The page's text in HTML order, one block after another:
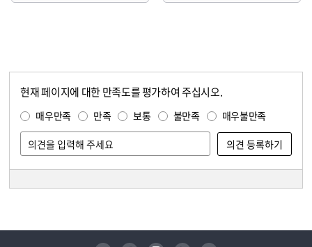
현재 페이지에 대한 만족도를 평가하여 주십시오.
매우만족 만족 보통 불만족 매우불만족
유튜브 페이스북 인스타그램 블로그 트위터